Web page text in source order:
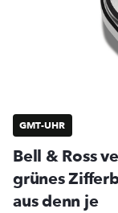
GMT-UHR
Bell & Ross
grünes
aus denn je